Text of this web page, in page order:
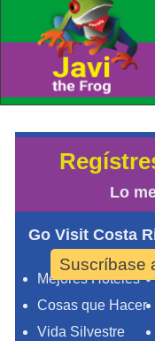
Lo
Go Visit Costa
Mejores Hoteles
Cosas que Hacer
Vida Silvestre
Suscríbase